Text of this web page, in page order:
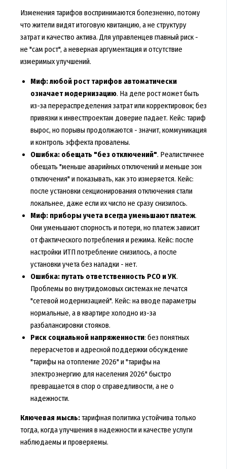
Изменения тарифов воспринимаются болезненно, потому
что жители видят итоговую квитанцию, а не структуру
затрат и качество актива. Для управленцев главный риск -
не "сам рост", а неверная аргументация и отсутствие
измеримых улучшений.
Миф: любой рост тарифов автоматически
означает модернизацию. На деле рост может быть
из-за перераспределения затрат или корректировок; без
привязки к инвестпроектам доверие падает. Кейс: тариф
вырос, но порывы продолжаются - значит, коммуникация
и контроль эффекта провалены.
Ошибка: обещать "без отключений". Реалистичнее
обещать "меньше аварийных отключений и меньше зон
отключения" и показывать, как это измеряется. Кейс:
после установки секционирования отключения стали
локальнее, даже если их число не сразу снизилось.
Миф: приборы учета всегда уменьшают платеж.
Они уменьшают спорность и потери, но платеж зависит
от фактического потребления и режима. Кейс: после
настройки ИТП потребление снизилось, а после
установки учета без наладки - нет.
Ошибка: путать ответственность РСО и УК.
Проблемы во внутридомовых системах не лечатся
"сетевой модернизацией". Кейс: на вводе параметры
нормальные, а в квартире холодно из-за
разбалансировки стояков.
Риск социальной напряженности: без понятных
перерасчетов и адресной поддержки обсуждение
"тарифы на отопление 2026" и "тарифы на
электроэнергию для населения 2026" быстро
превращается в спор о справедливости, а не о
надежности.
Ключевая мысль:тарифная политика устойчива только
тогда, когда улучшения в надежности и качестве услуги
наблюдаемы и проверяемы.